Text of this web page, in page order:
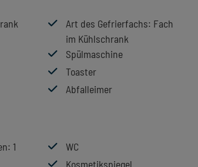
Art des Gefrierfachs: Fach
im Kühlschrank
Spülmaschine
Toaster
Abfalleimer
: 1
WC
Kosmetikspiegel